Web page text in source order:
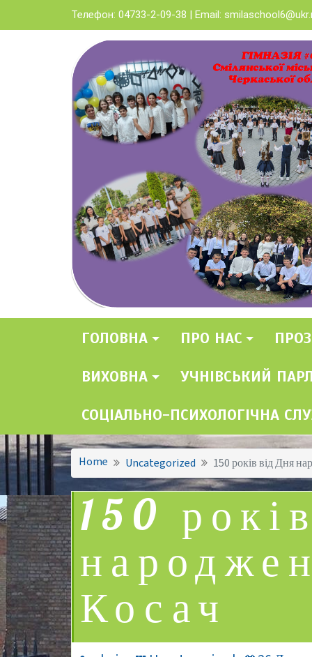
to
Телефон: 04733-2-09-38 | Email:
ГОЛОВНА ПРО НАС
ВИХОВНА УЧНІВСЬКИЙ
СОЦІАЛЬНО-ПСИХОЛОГІЧНА
Home Uncategorized 150 років від Дня
150
Косач